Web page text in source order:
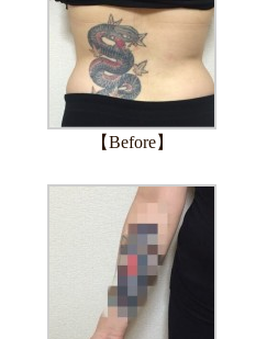
【Before】